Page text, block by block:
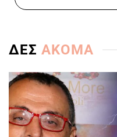
ΔΕΣ ΑΚΟΜΑ